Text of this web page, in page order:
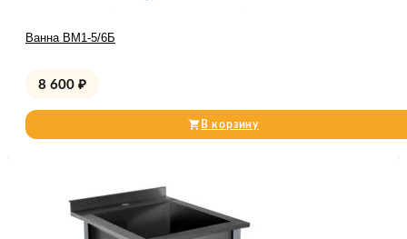
Ванна ВМ1-5/6Б
8 600 ₽
В корзину